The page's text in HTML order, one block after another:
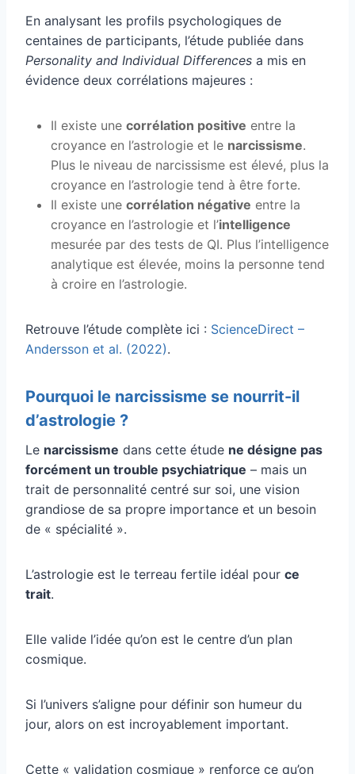
En analysant les profils psychologiques de
centaines de participants, l’étude publiée dans
Personality and Individual Differences a mis en
évidence deux corrélations majeures :
Il existe une corrélation positive entre la
croyance en l’astrologie et le narcissisme.
Plus le niveau de narcissisme est élevé, plus la
croyance en l’astrologie tend à être forte.
Il existe une corrélation négative entre la
croyance en l’astrologie et l’intelligence
mesurée par des tests de QI. Plus l’intelligence
analytique est élevée, moins la personne tend
à croire en l’astrologie.
Retrouve l’étude complète ici : ScienceDirect –
Andersson et al. (2022).
Pourquoi le narcissisme se nourrit-il
d’astrologie ?
Le narcissisme dans cette étude ne désigne pas
forcément un trouble psychiatrique – mais un
trait de personnalité centré sur soi, une vision
grandiose de sa propre importance et un besoin
de « spécialité ».
L’astrologie est le terreau fertile idéal pour ce
trait.
Elle valide l’idée qu’on est le centre d’un plan
cosmique.
Si l’univers s’aligne pour définir son humeur du
jour, alors on est incroyablement important.
Cette « validation cosmique » renforce ce qu’on